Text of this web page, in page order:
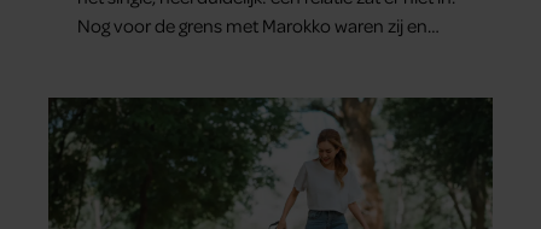
Nog voor de grens met Marokko waren zij en
zo stellig gezegd: dit wordt niets!”